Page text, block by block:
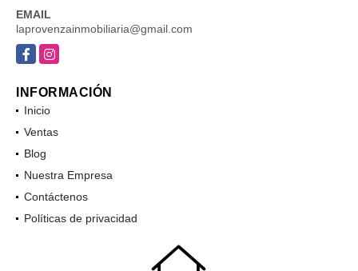
EMAIL
laprovenzainmobiliaria@gmail.com
FacebookInstagram
INFORMACIÓN
Inicio
Ventas
Blog
Nuestra Empresa
Contáctenos
Políticas de privacidad